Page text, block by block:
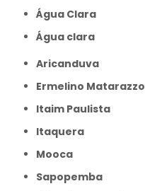
Água Clara
Água clara
Aricanduva
Ermelino Matarazzo
Itaim Paulista
Itaquera
Mooca
Sapopemba